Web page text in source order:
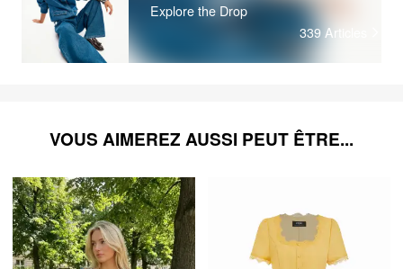
Explore the Drop
339 Articles
VOUS AIMEREZ AUSSI PEUT ÊTRE...